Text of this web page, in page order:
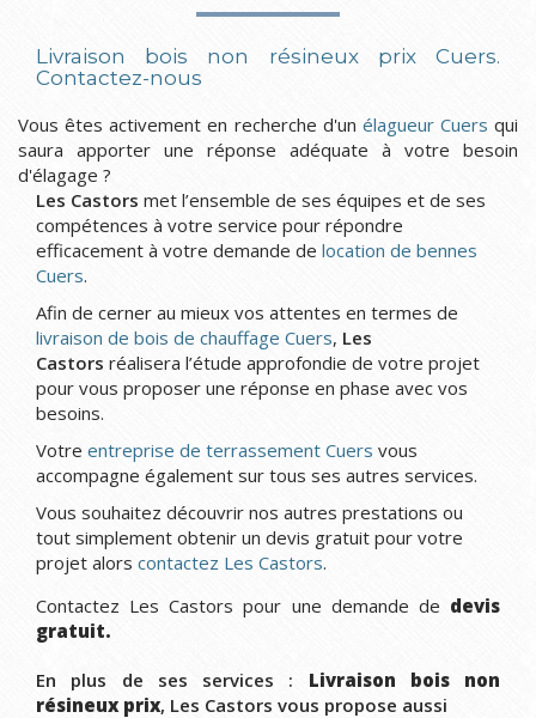
Livraison bois non résineux prix Cuers.
Contactez-nous
Vous êtes activement en recherche d'un élagueur Cuers qui
saura apporter une réponse adéquate à votre besoin
d'élagage ?
Les Castors met l’ensemble de ses équipes et de ses
compétences à votre service pour répondre
efficacement à votre demande de location de bennes
Cuers.
Afin de cerner au mieux vos attentes en termes de
livraison de bois de chauffage Cuers, Les
Castors réalisera l’étude approfondie de votre projet
pour vous proposer une réponse en phase avec vos
besoins.
Votre entreprise de terrassement Cuers vous
accompagne également sur tous ses autres services.
Vous souhaitez découvrir nos autres prestations ou
tout simplement obtenir un devis gratuit pour votre
projet alors contactez Les Castors.
Contactez Les Castors pour une demande de devis
gratuit.
En plus de ses services : Livraison bois non
résineux prix, Les Castors vous propose aussi